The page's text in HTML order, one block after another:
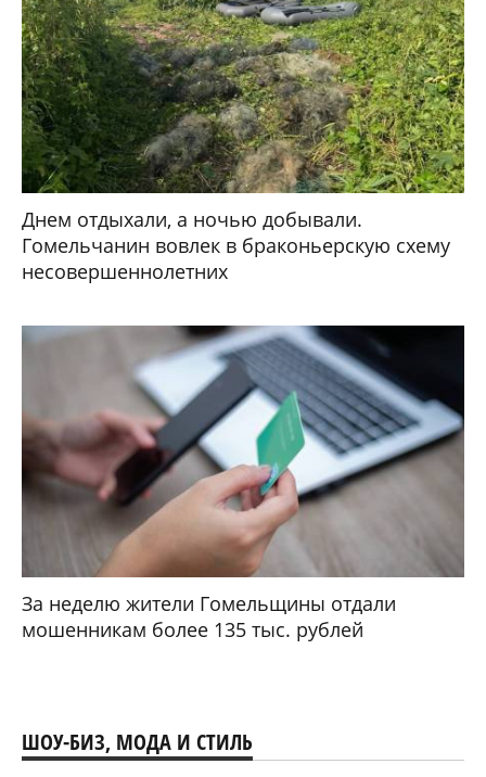
Днем отдыхали, а ночью добывали.
Гомельчанин вовлек в браконьерскую схему
несовершеннолетних
За неделю жители Гомельщины отдали
мошенникам более 135 тыс. рублей
ШОУ-БИЗ, МОДА И СТИЛЬ